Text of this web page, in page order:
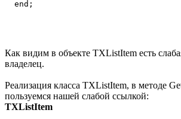
Как видим в объекте TXListItem есть
владелец.
Реализация класса TXListItem, в методе
пользуемся нашей слабой ссылкой:
TXListItem